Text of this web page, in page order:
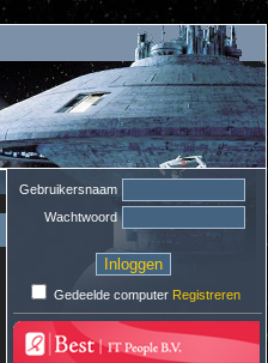
Gebruikersnaam
Wachtwoord
Gedeelde computer Registreren